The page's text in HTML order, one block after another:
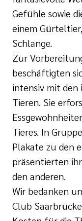
Gefühle sowie
einem
Schlange.
Zur
beschäftigten
intensiv mit den
Tieren. Sie
Tieres. In
Plakate zu den
präsentierten
den anderen.
Wir bedanken
Club